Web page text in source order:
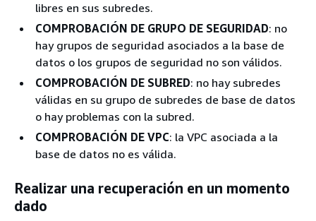
libres en sus subredes.
COMPROBACIÓN DE GRUPO DE SEGURIDAD: no
hay grupos de seguridad asociados a la base de
datos o los grupos de seguridad no son válidos.
COMPROBACIÓN DE SUBRED: no hay subredes
válidas en su grupo de subredes de base de datos
o hay problemas con la subred.
COMPROBACIÓN DE VPC: la VPC asociada a la
base de datos no es válida.
Realizar una recuperación en un momento
dado